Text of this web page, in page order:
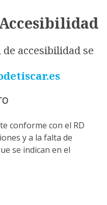
accesibilidad se
conforme con el RD
y a la falta de
se indican en el